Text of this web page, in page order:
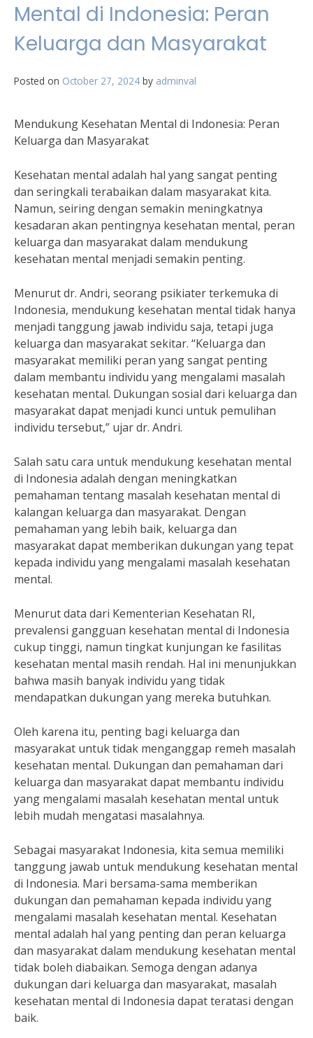
Mental di Indonesia: Peran
Keluarga dan Masyarakat
Posted on October 27, 2024 by adminval
Mendukung Kesehatan Mental di Indonesia: Peran
Keluarga dan Masyarakat
Kesehatan mental adalah hal yang sangat penting
dan seringkali terabaikan dalam masyarakat kita.
Namun, seiring dengan semakin meningkatnya
kesadaran akan pentingnya kesehatan mental, peran
keluarga dan masyarakat dalam mendukung
kesehatan mental menjadi semakin penting.
Menurut dr. Andri, seorang psikiater terkemuka di
Indonesia, mendukung kesehatan mental tidak hanya
menjadi tanggung jawab individu saja, tetapi juga
keluarga dan masyarakat sekitar. “Keluarga dan
masyarakat memiliki peran yang sangat penting
dalam membantu individu yang mengalami masalah
kesehatan mental. Dukungan sosial dari keluarga dan
masyarakat dapat menjadi kunci untuk pemulihan
individu tersebut,” ujar dr. Andri.
Salah satu cara untuk mendukung kesehatan mental
di Indonesia adalah dengan meningkatkan
pemahaman tentang masalah kesehatan mental di
kalangan keluarga dan masyarakat. Dengan
pemahaman yang lebih baik, keluarga dan
masyarakat dapat memberikan dukungan yang tepat
kepada individu yang mengalami masalah kesehatan
mental.
Menurut data dari Kementerian Kesehatan RI,
prevalensi gangguan kesehatan mental di Indonesia
cukup tinggi, namun tingkat kunjungan ke fasilitas
kesehatan mental masih rendah. Hal ini menunjukkan
bahwa masih banyak individu yang tidak
mendapatkan dukungan yang mereka butuhkan.
Oleh karena itu, penting bagi keluarga dan
masyarakat untuk tidak menganggap remeh masalah
kesehatan mental. Dukungan dan pemahaman dari
keluarga dan masyarakat dapat membantu individu
yang mengalami masalah kesehatan mental untuk
lebih mudah mengatasi masalahnya.
Sebagai masyarakat Indonesia, kita semua memiliki
tanggung jawab untuk mendukung kesehatan mental
di Indonesia. Mari bersama-sama memberikan
dukungan dan pemahaman kepada individu yang
mengalami masalah kesehatan mental. Kesehatan
mental adalah hal yang penting dan peran keluarga
dan masyarakat dalam mendukung kesehatan mental
tidak boleh diabaikan. Semoga dengan adanya
dukungan dari keluarga dan masyarakat, masalah
kesehatan mental di Indonesia dapat teratasi dengan
baik.